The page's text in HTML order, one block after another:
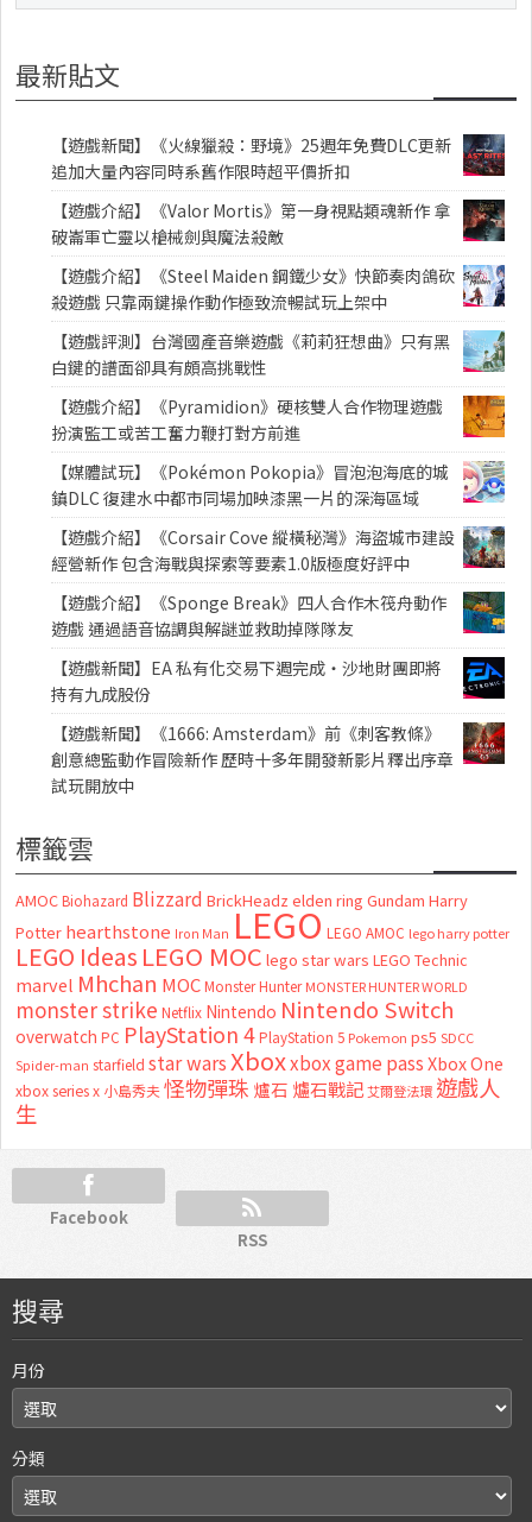
最新貼文
【遊戲新聞】《火線獵殺：野境》25週年免費DLC更新
追加大量內容同時系舊作限時超平價折扣
【遊戲介紹】《Valor Mortis》第一身視點類魂新作 拿
破崙軍亡靈以槍械劍與魔法殺敵
【遊戲介紹】《Steel Maiden 鋼鐵少女》快節奏肉鴿砍
殺遊戲 只靠兩鍵操作動作極致流暢試玩上架中
【遊戲評測】台灣國產音樂遊戲《莉莉狂想曲》只有黑
白鍵的譜面卻具有頗高挑戰性
【遊戲介紹】《Pyramidion》硬核雙人合作物理遊戲
扮演監工或苦工奮力鞭打對方前進
【媒體試玩】《Pokémon Pokopia》冒泡泡海底的城
鎮DLC 復建水中都市同場加映漆黑一片的深海區域
【遊戲介紹】《Corsair Cove 縱橫秘灣》海盜城市建設
經營新作 包含海戰與探索等要素1.0版極度好評中
【遊戲介紹】《Sponge Break》四人合作木筏舟動作
遊戲 通過語音協調與解謎並救助掉隊隊友
【遊戲新聞】EA 私有化交易下週完成・沙地財團即將
持有九成股份
【遊戲新聞】《1666: Amsterdam》前《刺客教條》
創意總監動作冒險新作 歷時十多年開發新影片釋出序章
試玩開放中
標籤雲
AMOC Biohazard Blizzard BrickHeadz elden ring Gundam Harry
Potter hearthstone Iron Man LEGO LEGO AMOC lego harry potter
LEGO Ideas LEGO MOC lego star wars LEGO Technic
marvel Mhchan MOC Monster Hunter MONSTER HUNTER WORLD
monster strike Netflix Nintendo Nintendo Switch
overwatch PC PlayStation 4 PlayStation 5 Pokemon ps5 SDCC
Spider-man starfield star wars Xboxxbox game passXbox One
xbox series x 小島秀夫怪物彈珠 爐石 爐石戰記艾爾登法環 遊戲人
生
Facebook
RSS
搜尋
月份
分類